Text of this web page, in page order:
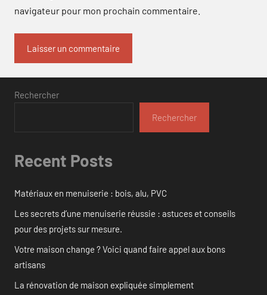
navigateur pour mon prochain commentaire.
Rechercher
Rechercher
Recent Posts
Matériaux en menuiserie : bois, alu, PVC
Les secrets d’une menuiserie réussie : astuces et conseils
pour des projets sur mesure.
Votre maison change ? Voici quand faire appel aux bons
artisans
La rénovation de maison expliquée simplement